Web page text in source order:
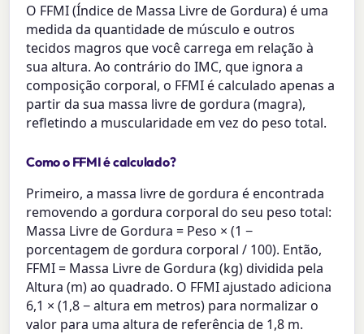
O FFMI (Índice de Massa Livre de Gordura) é uma
medida da quantidade de músculo e outros
tecidos magros que você carrega em relação à
sua altura. Ao contrário do IMC, que ignora a
composição corporal, o FFMI é calculado apenas a
partir da sua massa livre de gordura (magra),
refletindo a muscularidade em vez do peso total.
Como o FFMI é calculado?
Primeiro, a massa livre de gordura é encontrada
removendo a gordura corporal do seu peso total:
Massa Livre de Gordura = Peso × (1 −
porcentagem de gordura corporal / 100). Então,
FFMI = Massa Livre de Gordura (kg) dividida pela
Altura (m) ao quadrado. O FFMI ajustado adiciona
6,1 × (1,8 − altura em metros) para normalizar o
valor para uma altura de referência de 1,8 m.